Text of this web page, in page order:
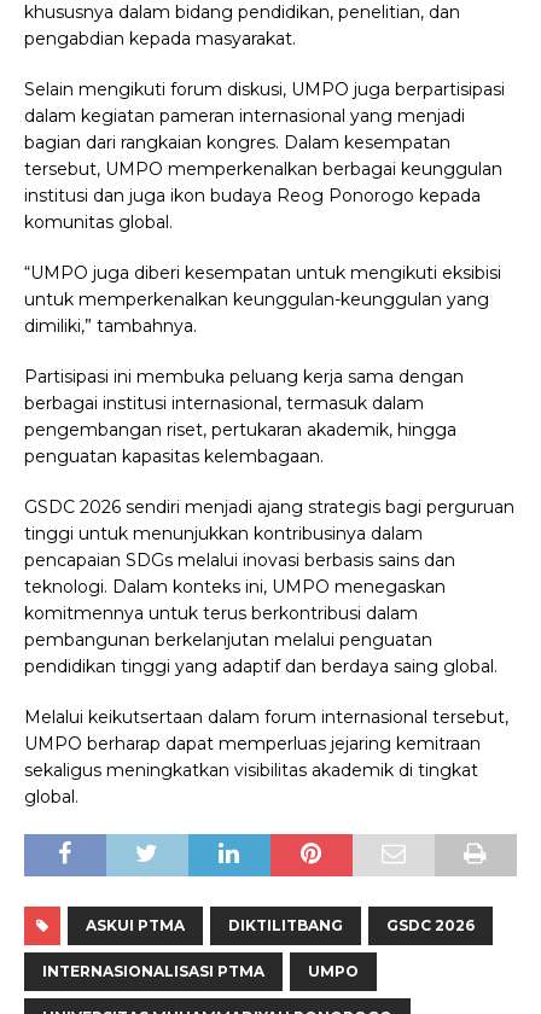
khususnya dalam bidang pendidikan, penelitian, dan
pengabdian kepada masyarakat.
Selain mengikuti forum diskusi, UMPO juga berpartisipasi
dalam kegiatan pameran internasional yang menjadi
bagian dari rangkaian kongres. Dalam kesempatan
tersebut, UMPO memperkenalkan berbagai keunggulan
institusi dan juga ikon budaya Reog Ponorogo kepada
komunitas global.
“UMPO juga diberi kesempatan untuk mengikuti eksibisi
untuk memperkenalkan keunggulan-keunggulan yang
dimiliki,” tambahnya.
Partisipasi ini membuka peluang kerja sama dengan
berbagai institusi internasional, termasuk dalam
pengembangan riset, pertukaran akademik, hingga
penguatan kapasitas kelembagaan.
GSDC 2026 sendiri menjadi ajang strategis bagi perguruan
tinggi untuk menunjukkan kontribusinya dalam
pencapaian SDGs melalui inovasi berbasis sains dan
teknologi. Dalam konteks ini, UMPO menegaskan
komitmennya untuk terus berkontribusi dalam
pembangunan berkelanjutan melalui penguatan
pendidikan tinggi yang adaptif dan berdaya saing global.
Melalui keikutsertaan dalam forum internasional tersebut,
UMPO berharap dapat memperluas jejaring kemitraan
sekaligus meningkatkan visibilitas akademik di tingkat
global.
ASKUI PTMA DIKTILITBANG GSDC 2026
INTERNASIONALISASI PTMA UMPO